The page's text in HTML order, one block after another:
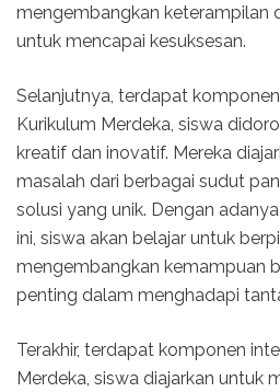
mengembangkan keterampilan
untuk mencapai kesuksesan.
Selanjutnya, terdapat
Kurikulum Merdeka, siswa
kreatif dan inovatif. Mereka
masalah dari berbagai sudut
solusi yang unik. Dengan
ini, siswa akan belajar untuk
mengembangkan kemampuan
penting dalam menghadapi
Terakhir, terdapat komponen
Merdeka, siswa diajarkan untuk